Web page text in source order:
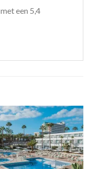
een 5,4